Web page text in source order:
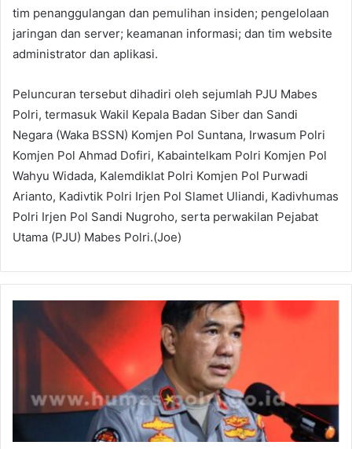
tim penanggulangan dan pemulihan insiden; pengelolaan
jaringan dan server; keamanan informasi; dan tim website
administrator dan aplikasi.
Peluncuran tersebut dihadiri oleh sejumlah PJU Mabes
Polri, termasuk Wakil Kepala Badan Siber dan Sandi
Negara (Waka BSSN) Komjen Pol Suntana, Irwasum Polri
Komjen Pol Ahmad Dofiri, Kabaintelkam Polri Komjen Pol
Wahyu Widada, Kalemdiklat Polri Komjen Pol Purwadi
Arianto, Kadivtik Polri Irjen Pol Slamet Uliandi, Kadivhumas
Polri Irjen Pol Sandi Nugroho, serta perwakilan Pejabat
Utama (PJU) Mabes Polri.(Joe)